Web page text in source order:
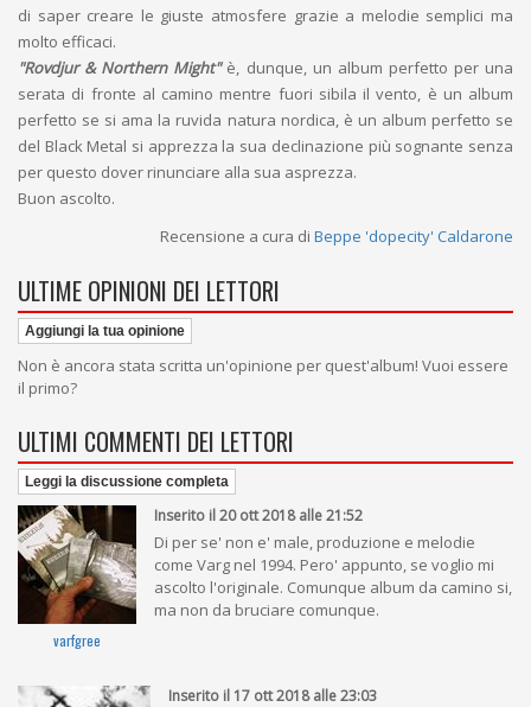
di saper creare le giuste atmosfere grazie a melodie semplici ma
molto efficaci.
"Rovdjur & Northern Might"è, dunque, un album perfetto per una
serata di fronte al camino mentre fuori sibila il vento, è un album
perfetto se si ama la ruvida natura nordica, è un album perfetto se
del Black Metal si apprezza la sua declinazione più sognante senza
per questo dover rinunciare alla sua asprezza.
Buon ascolto.
Recensione a cura di Beppe 'dopecity' Caldarone
ULTIME OPINIONI DEI LETTORI
Aggiungi la tua opinione
Non è ancora stata scritta un'opinione per quest'album! Vuoi essere
il primo?
ULTIMI COMMENTI DEI LETTORI
Leggi la discussione completa
varfgree
Inserito il 20 ott 2018 alle 21:52
Di per se' non e' male, produzione e melodie
come Varg nel 1994. Pero' appunto, se voglio mi
ascolto l'originale. Comunque album da camino si,
ma non da bruciare comunque.
Inserito il 17 ott 2018 alle 23:03